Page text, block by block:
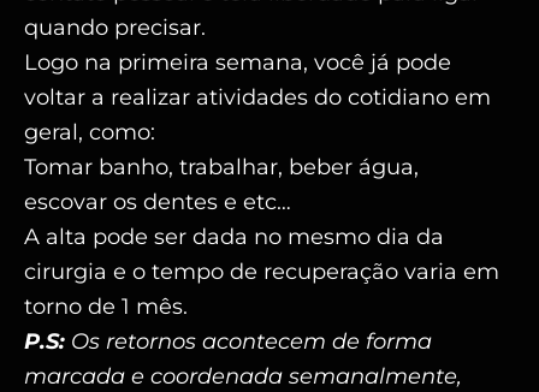
quando precisar.
Logo na primeira semana, você já pode
voltar a realizar atividades do cotidiano em
geral, como:
Tomar banho, trabalhar, beber água,
escovar os dentes e etc…
A alta pode ser dada no mesmo dia da
cirurgia e o tempo de recuperação varia em
torno de 1 mês.
P.S: Os retornos acontecem de forma
marcada e coordenada semanalmente,